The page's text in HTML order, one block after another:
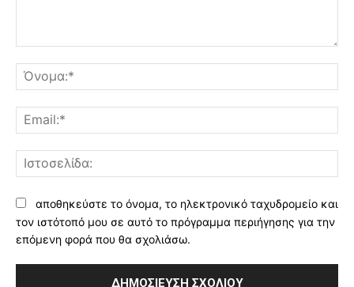
αποθηκεύστε το όνομα, το ηλεκτρονικό ταχυδρομείο και
τον ιστότοπό μου σε αυτό το πρόγραμμα περιήγησης για την
επόμενη φορά που θα σχολιάσω.